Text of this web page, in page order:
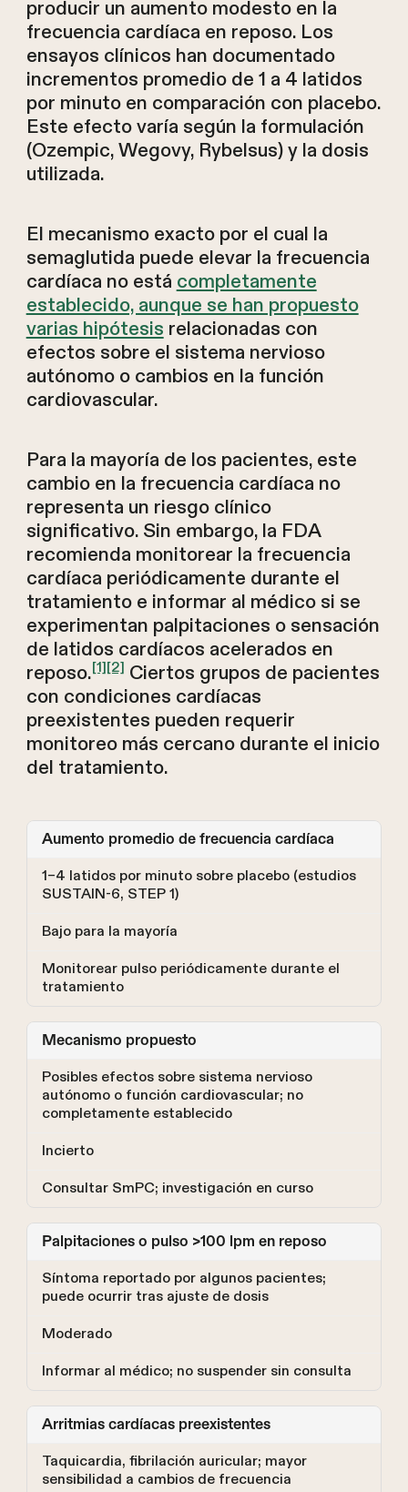
producir un aumento modesto en la
frecuencia cardíaca en reposo. Los
ensayos clínicos han documentado
incrementos promedio de 1 a 4 latidos
por minuto en comparación con placebo.
Este efecto varía según la formulación
(Ozempic, Wegovy, Rybelsus) y la dosis
utilizada.
El mecanismo exacto por el cual la
semaglutida puede elevar la frecuencia
cardíaca no está completamente
establecido, aunque se han propuesto
varias hipótesis relacionadas con
efectos sobre el sistema nervioso
autónomo o cambios en la función
cardiovascular.
Para la mayoría de los pacientes, este
cambio en la frecuencia cardíaca no
representa un riesgo clínico
significativo. Sin embargo, la FDA
recomienda monitorear la frecuencia
cardíaca periódicamente durante el
tratamiento e informar al médico si se
experimentan palpitaciones o sensación
de latidos cardíacos acelerados en
reposo.[1][2] Ciertos grupos de pacientes
con condiciones cardíacas
preexistentes pueden requerir
monitoreo más cercano durante el inicio
del tratamiento.
Aumento promedio de frecuencia cardíaca
1–4 latidos por minuto sobre placebo (estudios
SUSTAIN-6, STEP 1)
Bajo para la mayoría
Monitorear pulso periódicamente durante el
tratamiento
Mecanismo propuesto
Posibles efectos sobre sistema nervioso
autónomo o función cardiovascular; no
completamente establecido
Incierto
Consultar SmPC; investigación en curso
Palpitaciones o pulso >100 lpm en reposo
Síntoma reportado por algunos pacientes;
puede ocurrir tras ajuste de dosis
Moderado
Informar al médico; no suspender sin consulta
Arritmias cardíacas preexistentes
Taquicardia, fibrilación auricular; mayor
sensibilidad a cambios de frecuencia